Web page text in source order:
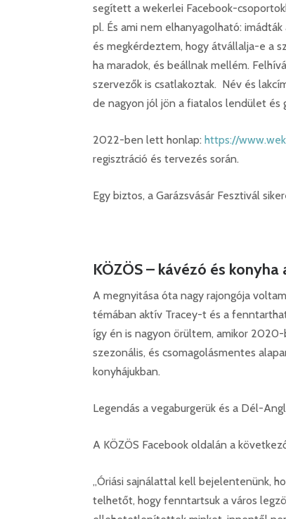
segített a wekerlei Facebook-
pl. És ami nem elhanyagolható:
és megkérdeztem, hogy átvállalja-e a
ha maradok, és beállnak mellém.
szervezők is csatlakoztak. Név és
de nagyon jól jön a fiatalos lendület és
2022-ben lett honlap: https://
regisztráció és tervezés során.
Egy biztos, a Garázsvásár Fesztivál
KÖZÖS – kávézó és
A megnyitása óta nagy rajongója
témában aktív Tracey-t és a
így én is nagyon örültem, amikor
szezonális, és csomagolásmentes
konyhájukban.
Legendás a vegaburgerük és a Dél-
A KÖZÖS Facebook oldalán a
„Óriási sajnálattal kell bejelentenünk,
telhetőt, hogy fenntartsuk a város